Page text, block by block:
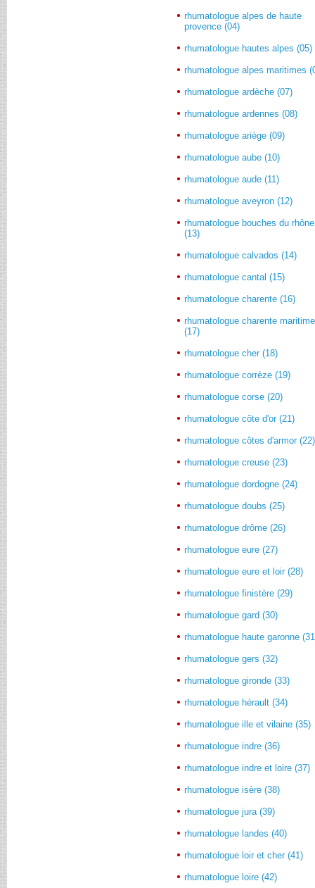
rhumatologue alpes de haute
provence (04)
rhumatologue hautes alpes (05)
rhumatologue alpes maritimes
rhumatologue ardèche (07)
rhumatologue ardennes (08)
rhumatologue ariège (09)
rhumatologue aube (10)
rhumatologue aude (11)
rhumatologue aveyron (12)
rhumatologue bouches du rhône
(13)
rhumatologue calvados (14)
rhumatologue cantal (15)
rhumatologue charente (16)
rhumatologue charente maritime
(17)
rhumatologue cher (18)
rhumatologue corrèze (19)
rhumatologue corse (20)
rhumatologue côte d'or (21)
rhumatologue côtes d'armor (22)
rhumatologue creuse (23)
rhumatologue dordogne (24)
rhumatologue doubs (25)
rhumatologue drôme (26)
rhumatologue eure (27)
rhumatologue eure et loir (28)
rhumatologue finistère (29)
rhumatologue gard (30)
rhumatologue haute garonne
rhumatologue gers (32)
rhumatologue gironde (33)
rhumatologue hérault (34)
rhumatologue ille et vilaine (35)
rhumatologue indre (36)
rhumatologue indre et loire (37)
rhumatologue isère (38)
rhumatologue jura (39)
rhumatologue landes (40)
rhumatologue loir et cher (41)
rhumatologue loire (42)